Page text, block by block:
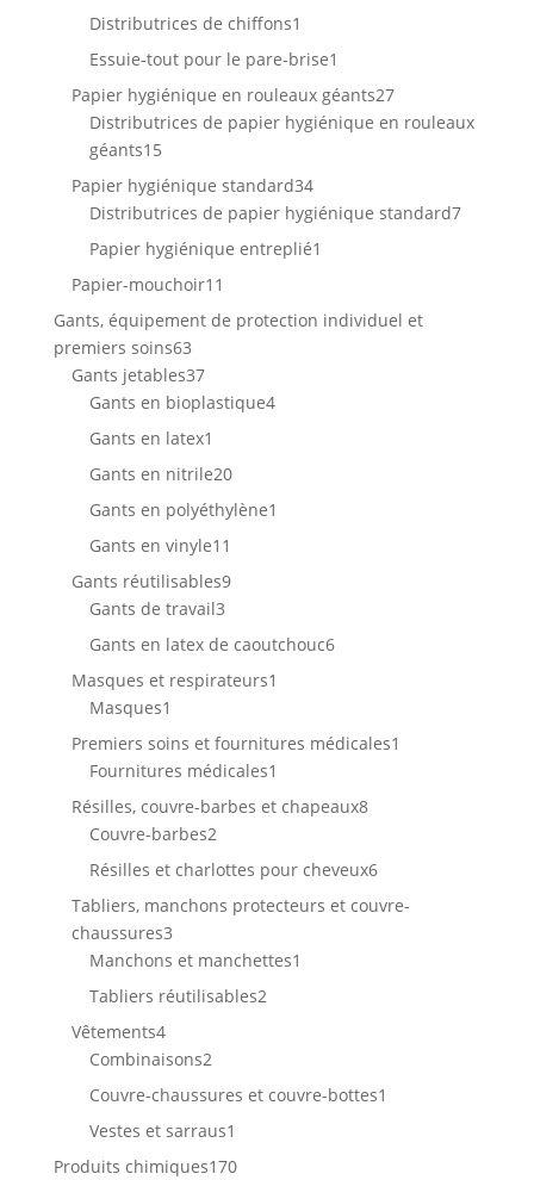
produits
Distributrices de chiffons1
produit
Essuie-tout pour le pare-brise1
produit
Papier hygiénique en rouleaux géants2727
produits
Distributrices de papier hygiénique en rouleaux
géants1515
produits
Papier hygiénique standard3434
produits
Distributrices de papier hygiénique standard77
Papier hygiénique entreplié1
Papier-mouchoir11
produits
Gants, équipement de protection individuel et
premiers soins6363
produits
Gants jetables3737
produits
Gants en bioplastique44
Gants en latex1
produit
Gants en nitrile2020
produits
Gants en polyéthylène1
Gants en vinyle11
Gants réutilisables99
Gants de travail33
produits
Gants en latex de caoutchouc66
Masques et respirateurs1
Masques1
produit
Premiers soins et fournitures médicales1
Fournitures médicales1
produit
Résilles, couvre-barbes et chapeaux88
Couvre-barbes22
produits
Résilles et charlottes pour cheveux66
Tabliers, manchons protecteurs et couvre-
chaussures33
produits
Manchons et manchettes1
Tabliers réutilisables22
Vêtements44
produits
Combinaisons22
produits
Couvre-chaussures et couvre-bottes1
Vestes et sarraus1
produit
Produits chimiques170170